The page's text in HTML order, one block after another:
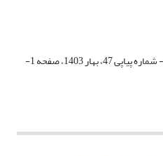
دوره 13، شماره 1 - شماره پیاپی 47، بهار 1403، صفحه 1-